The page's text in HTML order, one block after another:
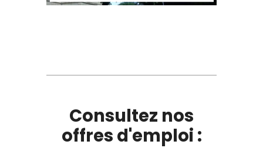
Consultez nos
offres d'emploi :